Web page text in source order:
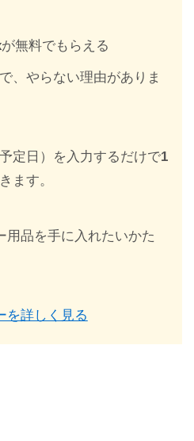
が無料でもらえる
、やらない理由がありま
定日）を入力するだけで1
ます。
用品を手に入れたいかた
を詳しく見る